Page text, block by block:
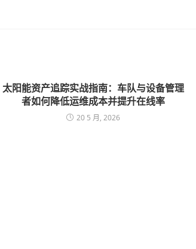
太阳能资产追踪实战指南：车队与设备管理
者如何降低运维成本并提升在线率
20 5 月, 2026